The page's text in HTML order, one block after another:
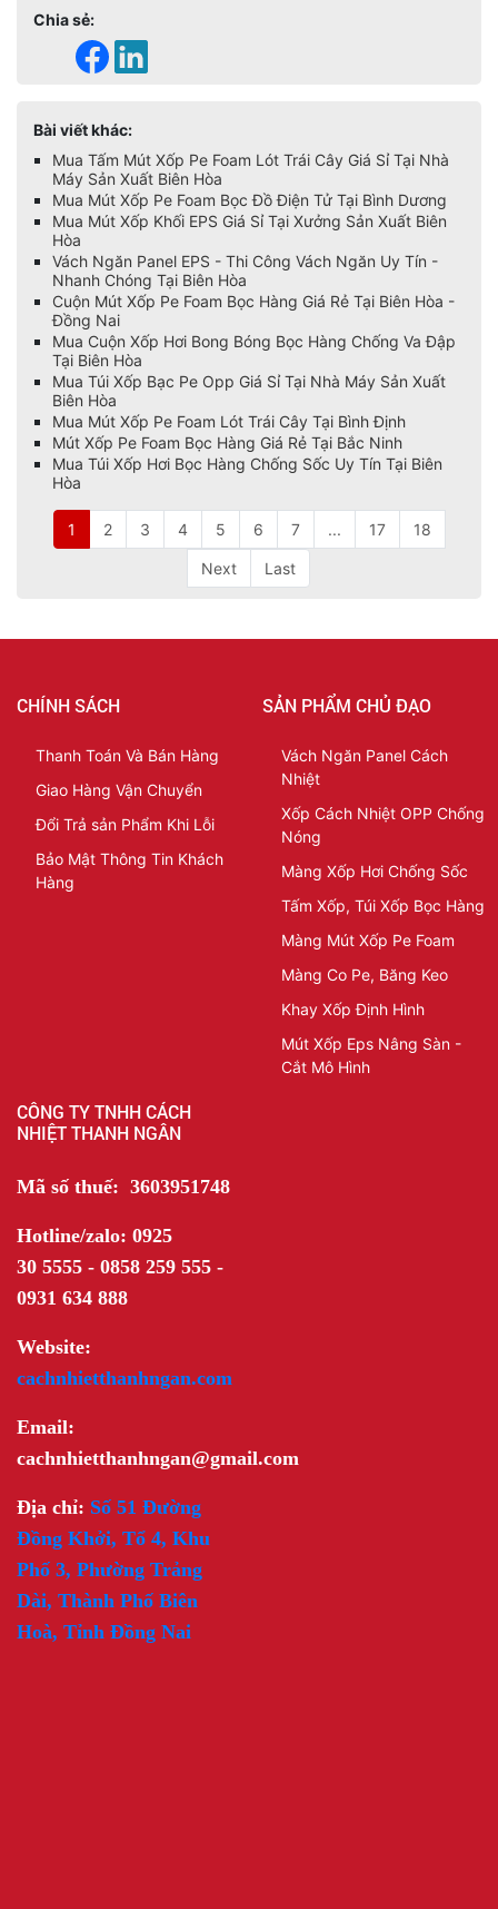
Chia sẻ:
Bài viết khác:
Mua Tấm Mút Xốp Pe Foam Lót Trái Cây Giá Sỉ Tại Nhà
Máy Sản Xuất Biên Hòa
Mua Mút Xốp Pe Foam Bọc Đồ Điện Tử Tại Bình Dương
Mua Mút Xốp Khối EPS Giá Sỉ Tại Xưởng Sản Xuất Biên
Hòa
Vách Ngăn Panel EPS - Thi Công Vách Ngăn Uy Tín -
Nhanh Chóng Tại Biên Hòa
Cuộn Mút Xốp Pe Foam Bọc Hàng Giá Rẻ Tại Biên Hòa -
Đồng Nai
Mua Cuộn Xốp Hơi Bong Bóng Bọc Hàng Chống Va Đập
Tại Biên Hòa
Mua Túi Xốp Bạc Pe Opp Giá Sỉ Tại Nhà Máy Sản Xuất
Biên Hòa
Mua Mút Xốp Pe Foam Lót Trái Cây Tại Bình Định
Mút Xốp Pe Foam Bọc Hàng Giá Rẻ Tại Bắc Ninh
Mua Túi Xốp Hơi Bọc Hàng Chống Sốc Uy Tín Tại Biên
Hòa
1 2 3 4 5 6 7 ... 17 18
Next Last
CHÍNH SÁCH
Thanh Toán Và Bán Hàng
Giao Hàng Vận Chuyển
Đổi Trả sản Phẩm Khi Lỗi
Bảo Mật Thông Tin Khách
Hàng
SẢN PHẨM CHỦ ĐẠO
Vách Ngăn Panel Cách
Nhiệt
Xốp Cách Nhiệt OPP Chống
Nóng
Màng Xốp Hơi Chống Sốc
Tấm Xốp, Túi Xốp Bọc Hàng
Màng Mút Xốp Pe Foam
Màng Co Pe, Băng Keo
Khay Xốp Định Hình
Mút Xốp Eps Nâng Sàn -
Cắt Mô Hình
CÔNG TY TNHH CÁCH
NHIỆT THANH NGÂN
Mã số thuế: 3603951748
Hotline/zalo: 0925
30 5555 - 0858 259 555 -
0931 634 888
Website:
cachnhietthanhngan.com
Email:
cachnhietthanhngan@gmail.com
Địa chỉ: Số 51 Đường
Đồng Khởi, Tổ 4, Khu
Phố 3, Phường Trảng
Dài, Thành Phố Biên
Hoà, Tỉnh Đồng Nai